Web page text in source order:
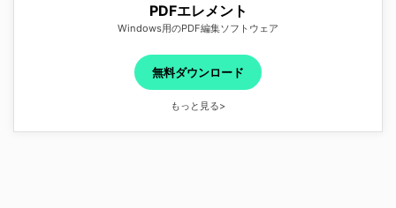
PDFエレメント
Windows用のPDF編集ソフトウェア
無料ダウンロード
もっと見る>